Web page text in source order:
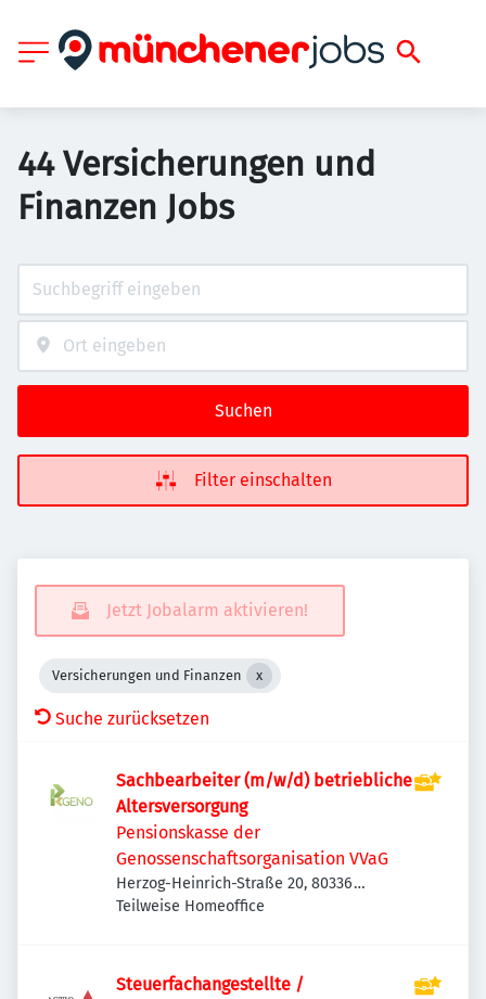
44 Versicherungen und
Finanzen Jobs
Suchen
Filter einschalten
Jetzt Jobalarm aktivieren!
Versicherungen und Finanzen
Suche zurücksetzen
Sachbearbeiter (m/w/d) betriebliche
Altersversorgung
Pensionskasse der
Genossenschaftsorganisation VVaG
Herzog-Heinrich-Straße 20, 80336
München, Deutschland
Teilweise Homeoffice
Steuerfachangestellte /